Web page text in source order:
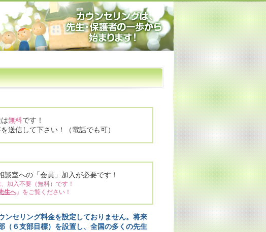
無料です！
送信して下さい！（電話でも可）
室への「会員」加入が必要です！
加入不要（無料）です！
生へ』をご覧ください！
ンセリング料金を設定しておりません。将来
（６支部目標）を設置し、全国の多くの先生